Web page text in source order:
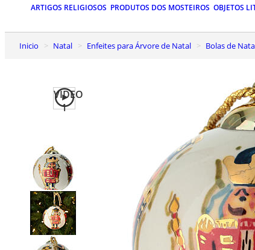
ARTIGOS RELIGIOSOS PRODUTOS DOS MOSTEIROS OBJETOS
Inicio Natal Enfeites para Árvore de Natal Bolas de
VIDEO
1